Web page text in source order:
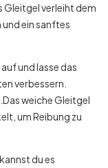
Gleitgel verleiht dem
ein sanftes
und lasse das
verbessern.
weiche Gleitgel
um Reibung zu
du es